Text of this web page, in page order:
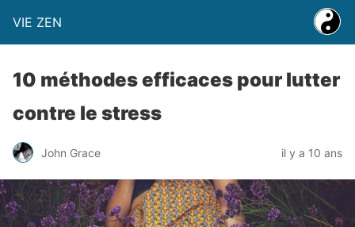
VIE ZEN
10 méthodes efficaces pour lutter
contre le stress
John Grace il y a 10 ans